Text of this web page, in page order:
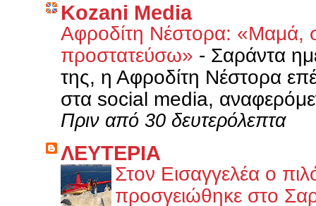
Kozani Media
Αφροδίτη Νέστορα: «Μαμά,
προστατεύσω» - Σαράντα
της, η Αφροδίτη Νέστορα
στα social media,
Πριν από 30 δευτερόλεπτα
ΛΕΥΤΕΡΙΑ
Στον Εισαγγελέα ο
προσγειώθηκε στο